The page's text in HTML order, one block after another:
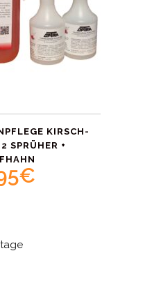
KIRSCH-
SPRÜHER +
€